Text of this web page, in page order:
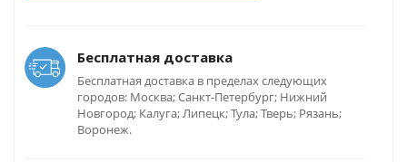
Бесплатная доставка
Бесплатная доставка в пределах следующих
городов: Москва; Санкт-Петербург; Нижний
Новгород; Калуга; Липецк; Тула; Тверь; Рязань;
Воронеж.